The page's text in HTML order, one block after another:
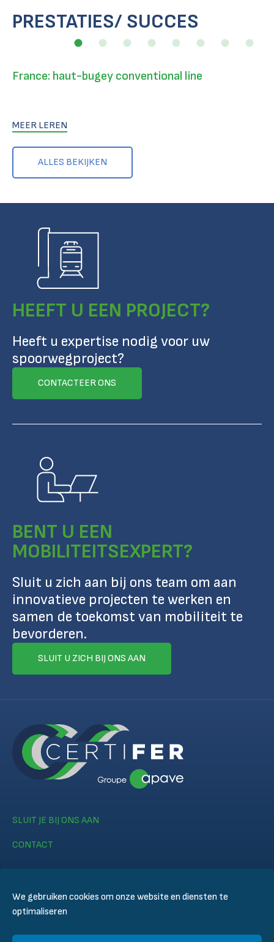
We gebruiken cookies om onze website en diensten te
optimaliseren
PRESTATIES/ SUCCES
ALLES BEKIJKEN
France: haut-bugey conventional line
MEER LEREN
HEEFT U EEN PROJECT?
Heeft u expertise nodig voor uw
spoorwegproject?
CONTACTEER ONS
BENT U EEN
MOBILITEITSEXPERT?
Sluit u zich aan bij ons team om aan
innovatieve projecten te werken en
samen de toekomst van mobiliteit te
bevorderen.
SLUIT U ZICH BIJ ONS AAN
SLUIT JE BIJ ONS AAN
CONTACT